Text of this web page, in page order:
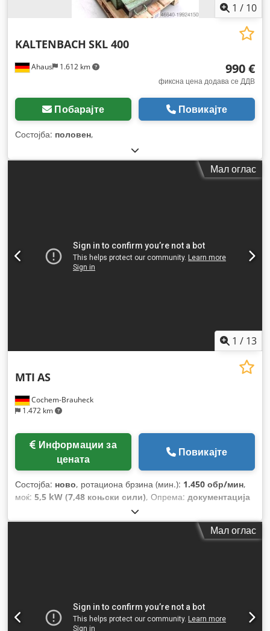
1 / 10
Ahaus 1.612 km
KALTENBACH SKL 400
990 €
фиксна цена додава се ДДВ
Побарајте Повикајте
Состојба: половен,
Мал оглас
1 / 13
Cochem-Brauheck
1.472 km
MTI AS
цената
Повикајте
Состојба: ново, ротациона брзина (мин.): 1.450 обр/мин,
моќ: 5,5 kW (7,48 коњски сили), Опрема: документација
Мал оглас